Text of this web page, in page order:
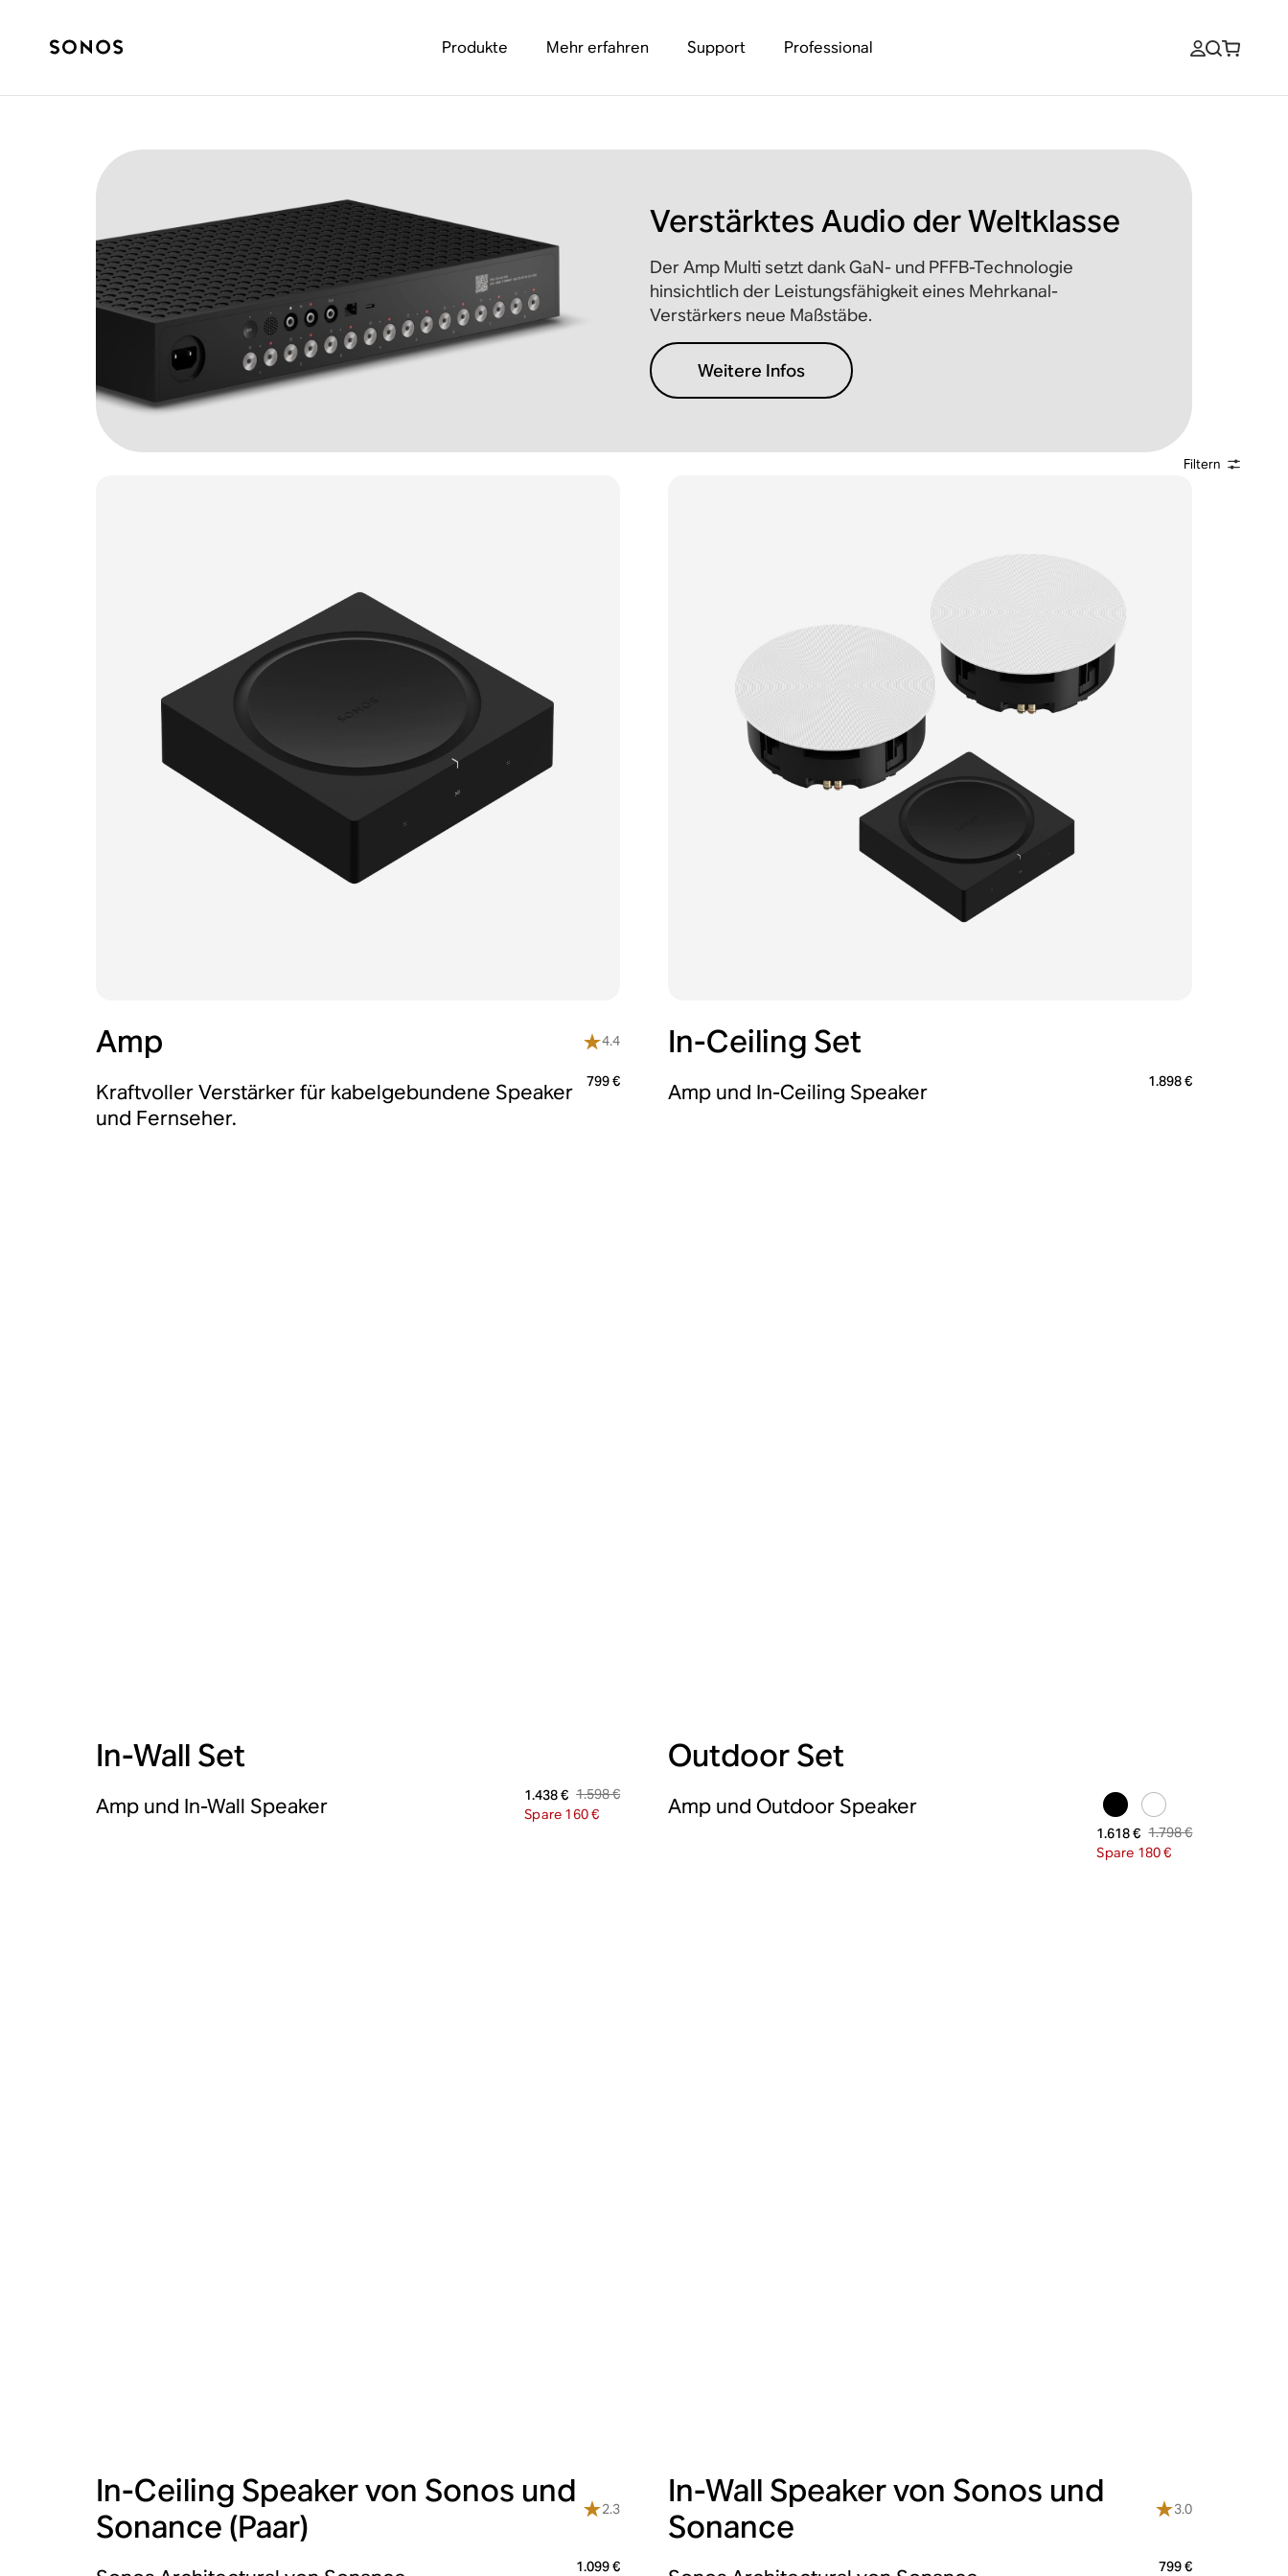
Produkte Mehr erfahren Support Professional
Verstärktes Audio der Weltklasse
Der Amp Multi setzt dank GaN- und PFFB-Technologie
hinsichtlich der Leistungsfähigkeit eines Mehrkanal-
Verstärkers neue Maßstäbe.
Weitere Infos
Filtern
Amp 4.4
Kraftvoller Verstärker für kabelgebundene Speaker
und Fernseher.
799 €
In-Ceiling Set
Amp und In-Ceiling Speaker 1.898 €
In-Wall Set
Amp und In-Wall Speaker 1.438 € 1.598 €
Spare 160 €
Outdoor Set
Amp und Outdoor Speaker
1.618 € 1.798 €
Spare 180 €
In-Ceiling Speaker von Sonos und
Sonance (Paar)
2.3
1.099 €
In-Wall Speaker von Sonos und
Sonance
3.0
799 €